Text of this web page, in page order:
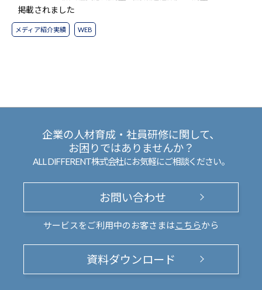
掲載されました
メディア紹介実績 WEB
企業の人材育成・社員研修に関して、
お困りではありませんか？
ALL DIFFERENT株式会社にお気軽にご相談ください。
お問い合わせ
サービスをご利用中のお客さまは こちらから
資料ダウンロード